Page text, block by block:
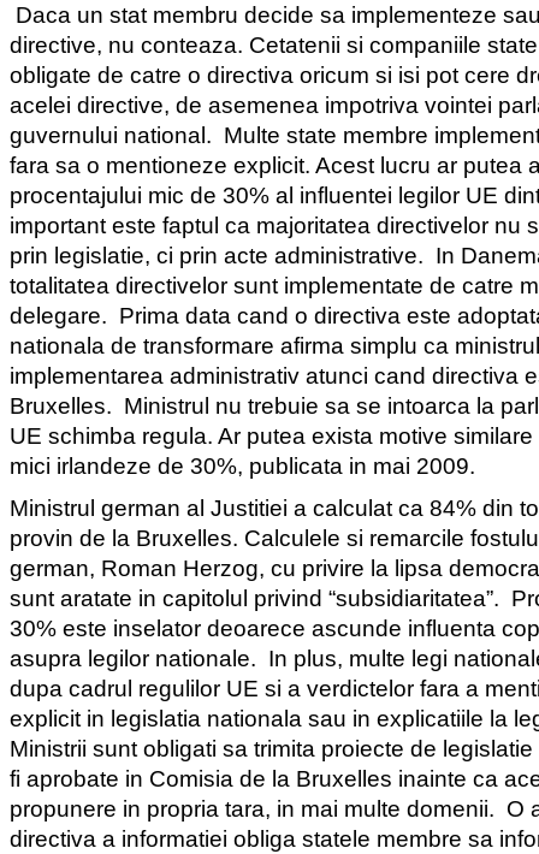
Daca un stat membru decide sa implementeze
directive, nu conteaza. Cetatenii si companiile
obligate de catre o directiva oricum si isi pot cere
acelei directive, de asemenea impotriva vointei
guvernului national. Multe state membre
fara sa o mentioneze explicit. Acest lucru ar putea
procentajului mic de 30% al influentei legilor UE
important este faptul ca majoritatea directivelor nu
prin legislatie, ci prin acte administrative. In
totalitatea directivelor sunt implementate de catre
delegare. Prima data cand o directiva este
nationala de transformare afirma simplu ca
implementarea administrativ atunci cand directiva
Bruxelles. Ministrul nu trebuie sa se intoarca la
UE schimba regula. Ar putea exista motive
mici irlandeze de 30%, publicata in mai 2009.
Ministrul german al Justitiei a calculat ca 84% din
provin de la Bruxelles. Calculele si remarcile
german, Roman Herzog, cu privire la lipsa
sunt aratate in capitolul privind “subsidiaritatea”.
30% este inselator deoarece ascunde influenta
asupra legilor nationale. In plus, multe legi
dupa cadrul regulilor UE si a verdictelor fara a
explicit in legislatia nationala sau in explicatiile la
Ministrii sunt obligati sa trimita proiecte de
fi aprobate in Comisia de la Bruxelles inainte ca
propunere in propria tara, in mai multe domenii. O
directiva a informatiei obliga statele membre sa